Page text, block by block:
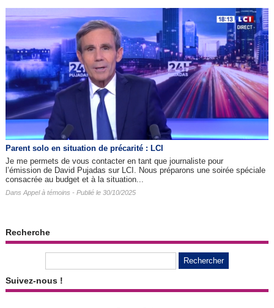
Parent solo en situation de précarité : LCI
Je me permets de vous contacter en tant que journaliste pour
l’émission de David Pujadas sur LCI. Nous préparons une soirée spéciale
consacrée au budget et à la situation...
Dans Appel à témoins - Publié le 30/10/2025
Recherche
Suivez-nous !